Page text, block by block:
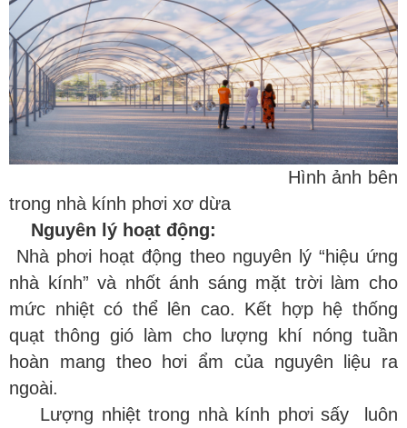
Hình ảnh bên
trong nhà kính phơi xơ dừa
lý hoạt động:
Nhà phơi hoạt động theo nguyên lý “hiệu ứng
nhà kính” và nhốt ánh sáng mặt trời làm cho
mức nhiệt có thể lên cao. Kết hợp hệ thống
quạt thông gió làm cho lượng khí nóng tuần
hoàn mang theo hơi ẩm của nguyên liệu ra
ngoài.
Lượng nhiệt trong nhà kính phơi sấy
luôn